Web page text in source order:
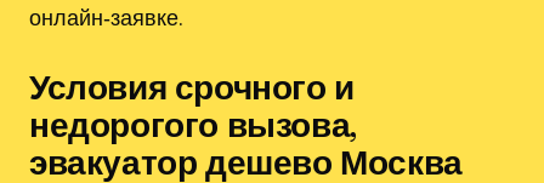
онлайн‑заявке.
Условия срочного и
недорогого вызова,
эвакуатор дешево Москва